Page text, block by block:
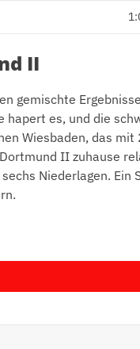
II
gemischte
es, und die
Wiesbaden, das
II zuhause
Niederlagen.